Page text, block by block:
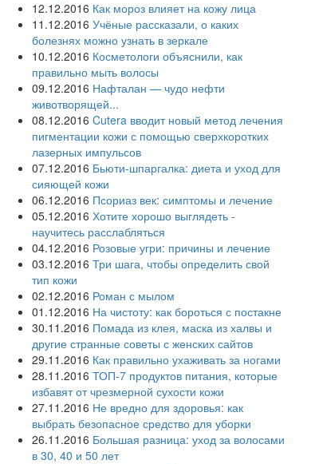
12.12.2016 Как мороз влияет на кожу лица
11.12.2016 Учёные рассказали, о каких
болезнях можно узнать в зеркале
10.12.2016 Косметологи объяснили, как
правильно мыть волосы
09.12.2016 Нафталан — чудо нефти
животворящей...
08.12.2016 Cutera вводит новый метод лечения
пигментации кожи с помощью сверхкоротких
лазерных импульсов
07.12.2016 Бьюти-шпаргалка: диета и уход для
сияющей кожи
06.12.2016 Псориаз век: симптомы и лечение
05.12.2016 Хотите хорошо выглядеть -
научитесь расслабляться
04.12.2016 Розовые угри: причины и лечение
03.12.2016 Три шага, чтобы определить свой
тип кожи
02.12.2016 Роман с мылом
01.12.2016 На чистоту: как бороться с постакне
30.11.2016 Помада из клея, маска из халвы и
другие странные советы с женских сайтов
29.11.2016 Как правильно ухаживать за ногами
28.11.2016 ТОП-7 продуктов питания, которые
избавят от чрезмерной сухости кожи
27.11.2016 Не вредно для здоровья: как
выбрать безопасное средство для уборки
26.11.2016 Большая разница: уход за волосами
в 30, 40 и 50 лет